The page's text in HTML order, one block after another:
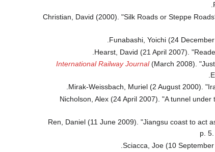
Christian, David (2000). "Silk Roads or Steppe
Funabashi, Yoichi (24
Hearst, David (21 April 2007).
International Railway Journal(March 2008).
Mirak-Weissbach, Muriel (2 August 2000).
.
Nicholson, Alex (24 April 2007). "A tunnel
Ren, Daniel (11 June 2009). "Jiangsu coast to act
p. 5.
Sciacca, Joe (10